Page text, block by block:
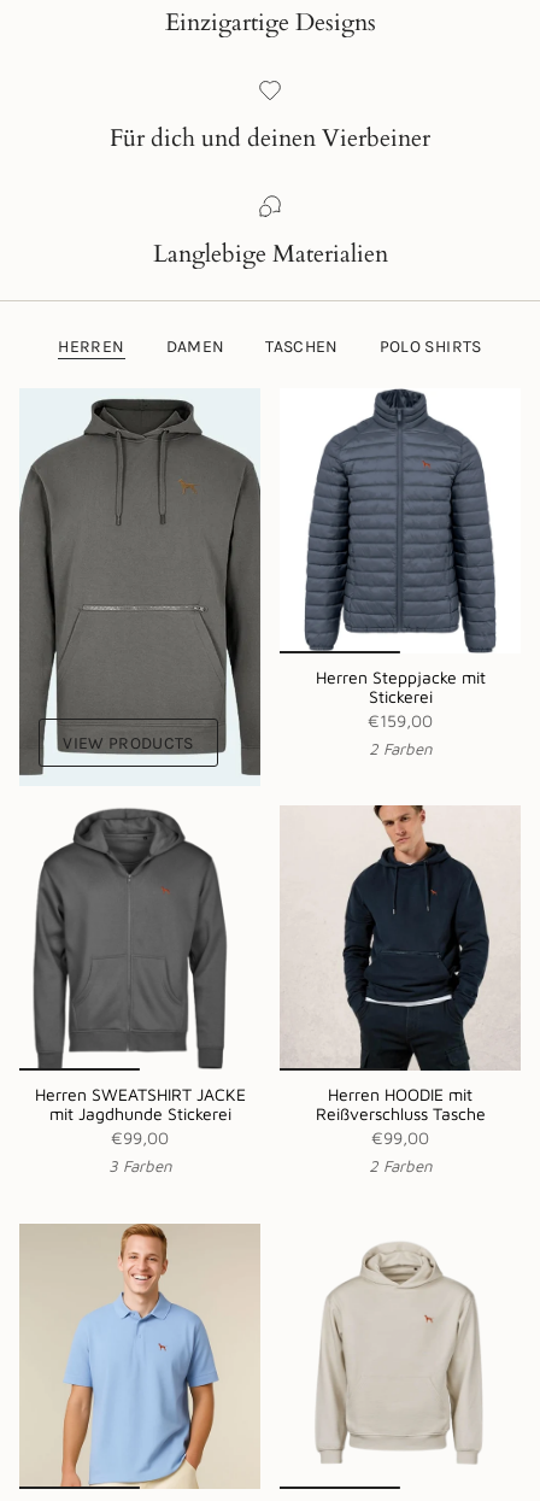
Einzigartige Designs
Für dich und deinen Vierbeiner
Langlebige Materialien
HERREN DAMEN TASCHEN POLO SHIRTS
VIEW PRODUCTS
Herren Steppjacke mit
Stickerei
€159,00
2 Farben
Herren SWEATSHIRT JACKE
mit Jagdhunde Stickerei
€99,00
3 Farben
Herren HOODIE mit
Reißverschluss Tasche
€99,00
2 Farben